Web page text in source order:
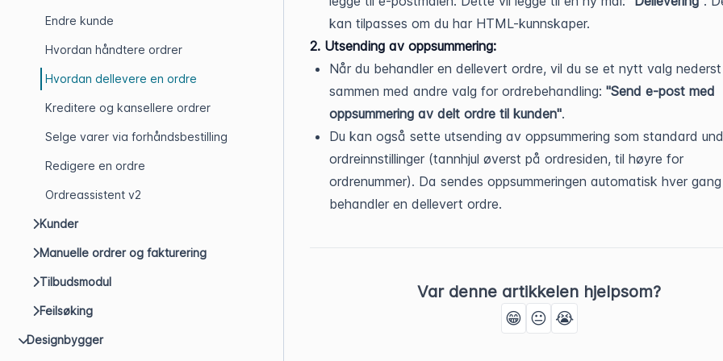
Endre kunde
Hvordan håndtere ordrer
Hvordan dellevere en ordre
Kreditere og kansellere ordrer
Selge varer via forhåndsbestilling
Redigere en ordre
Ordreassistent v2
Kunder
Manuelle ordrer og fakturering
Tilbudsmodul
Feilsøking
Designbygger
kan tilpasses om du har HTML-kunnskaper.
2. Utsending av oppsummering:
Når du behandler en dellevert ordre, vil du se et nytt valg nederst
sammen med andre valg for ordrebehandling: "Send e-post med
oppsummering av delt ordre til kunden".
Du kan også sette utsending av oppsummering som standard
ordreinnstillinger (tannhjul øverst på ordresiden, til høyre for
ordrenummer). Da sendes oppsummeringen automatisk hver
behandler en dellevert ordre.
Var denne artikkelen hjelpsom?
😁 😐 😭